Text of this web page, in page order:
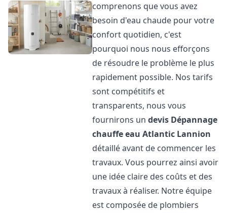
comprenons que vous avez
besoin d'eau chaude pour votre
confort quotidien, c'est
pourquoi nous nous efforçons
de résoudre le problème le plus
rapidement possible. Nos tarifs
sont compétitifs et
transparents, nous vous
fournirons undevis Dépannage
chauffe eau Atlantic Lannion
détaillé avant de commencer les
travaux. Vous pourrez ainsi avoir
une idée claire des coûts et des
travaux à réaliser. Notre équipe
est composée de plombiers